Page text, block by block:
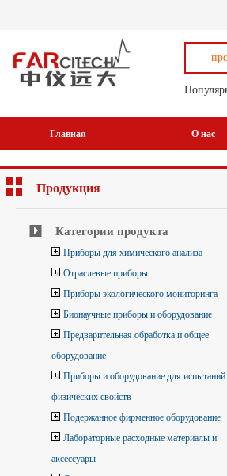
Главная О нас
Продукция
Категории продукта
Приборы для химического анализа
Отраслевые приборы
Приборы экологического мониторинга
Бионаучные приборы и оборудование
Предварительная обработка и общее
оборудование
Приборы и оборудование для испытаний
физических свойств
Подержанное фирменное оборудование
Лабораторные расходные материалы и
аксессуары